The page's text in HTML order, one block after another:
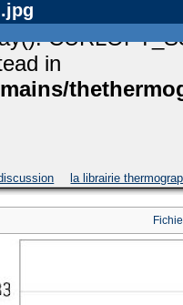
in
la librairie